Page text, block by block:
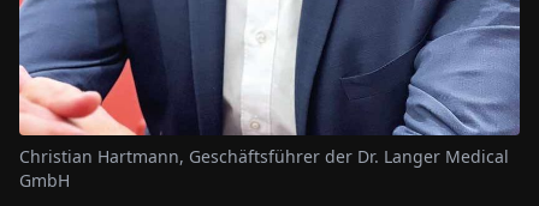
Christian Hartmann, Geschäftsführer der Dr. Langer Medical
GmbH